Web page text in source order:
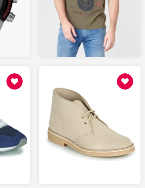
17.99
SPARTOO.fr
139
SPARTOO.fr